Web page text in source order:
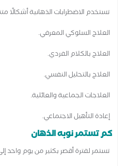
تستخدم الاضطرابات الذهانية أشكالًا
العلاج السلوكي المعرفي.
العلاج بالكلام الفردي.
العلاج بالتحليل النفسي.
العلاجات الجماعية والعائلية.
إعادة التأهيل الاجتماعي.
كم تستمر نوبه الذهان
تستمر لفترة أقصر بكثير من يوم واحد